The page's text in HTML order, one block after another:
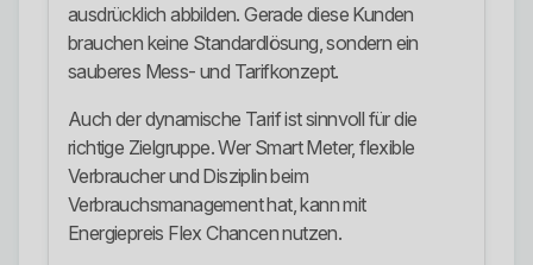
ausdrücklich abbilden. Gerade diese Kunden
brauchen keine Standardlösung, sondern ein
sauberes Mess- und Tarifkonzept.
Auch der dynamische Tarif ist sinnvoll für die
richtige Zielgruppe. Wer Smart Meter, flexible
Verbraucher und Disziplin beim
Verbrauchsmanagement hat, kann mit
Energiepreis Flex Chancen nutzen.